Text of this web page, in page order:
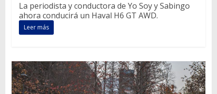
La periodista y conductora de Yo Soy y Sabingo
ahora conducirá un Haval H6 GT AWD.
Leer más